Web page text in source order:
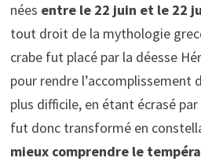
nées entre le 22 juin et le 22
tout droit de la mythologie
crabe fut placé par la déesse
pour rendre l’accomplissement
plus difficile, en étant écrasé
fut donc transformé en
mieux comprendre le